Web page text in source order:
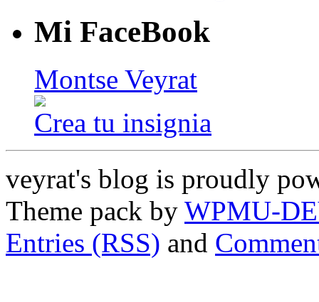
Mi FaceBook
Montse Veyrat
Crea tu insignia
veyrat's blog is proudly
Theme pack by WPMU-
Entries (RSS) and